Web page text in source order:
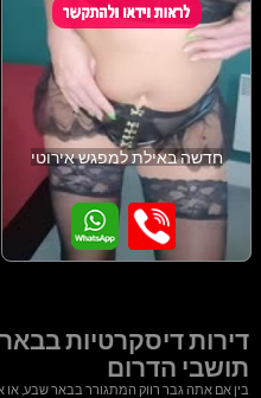
חדשה באילת למפגש אירוטי
דירות דיסקרטיות
תושבי הדרום
בין אם אתה גבר רווק המתגורר בבאר שבע, או